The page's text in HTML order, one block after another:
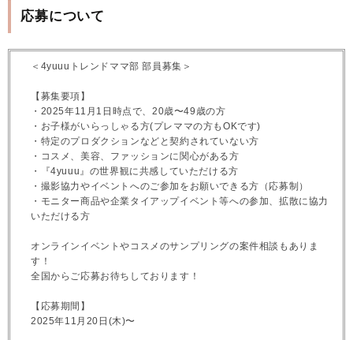
応募について
＜4yuuuトレンドママ部 部員募集＞
【募集要項】
・2025年11月1日時点で、20歳〜49歳の方
・お子様がいらっしゃる方(プレママの方もOKです)
・特定のプロダクションなどと契約されていない方
・コスメ、美容、ファッションに関心がある方
・『4yuuu』の世界観に共感していただける方
・撮影協力やイベントへのご参加をお願いできる方（応募制）
・モニター商品や企業タイアップイベント等への参加、拡散に協力
いただける方
オンラインイベントやコスメのサンプリングの案件相談もありま
す！
全国からご応募お待ちしております！
【応募期間】
2025年11月20日(木)〜